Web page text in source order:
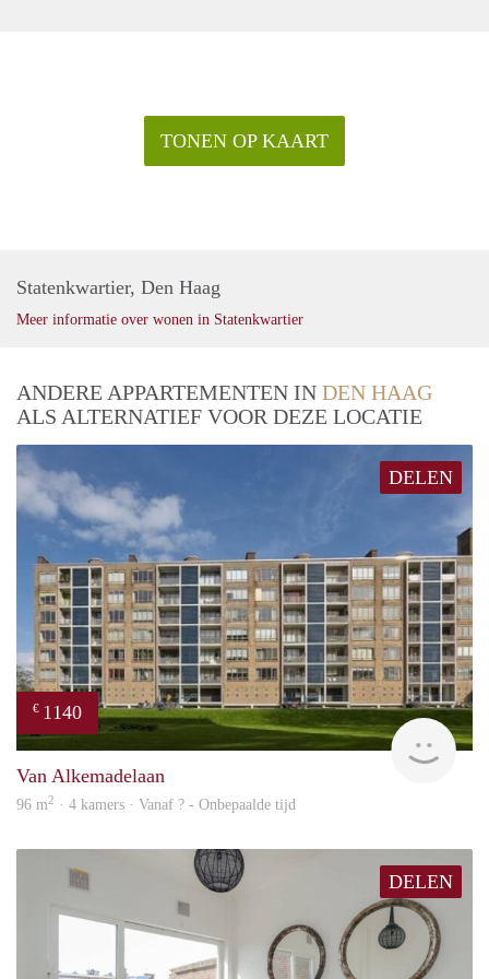
Voor meer informatie: https://www.htm.nl
-Zonnig balkon (westen) 1e verdieping
-Zonnig terras (westen) 2e verdieping
TONEN OP KAART
Statenkwartier, Den Haag
Meer informatie over wonen in Statenkwartier
ANDERE APPARTEMENTEN IN DEN HAAG
ALS ALTERNATIEF VOOR DEZE LOCATIE
DELEN
€ 1140
rent
Van Alkemadelaan
96 m2 · 4 kamers · Vanaf ? - Onbepaalde tijd
DELEN